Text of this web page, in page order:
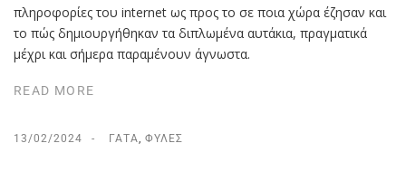
πληροφορίες του internet ως προς το σε ποια χώρα έζησαν και
το πώς δημιουργήθηκαν τα διπλωμένα αυτάκια, πραγματικά
μέχρι και σήμερα παραμένουν άγνωστα.
READ MORE
13/02/2024 ΓΆΤΑ ΦΥΛΈΣ